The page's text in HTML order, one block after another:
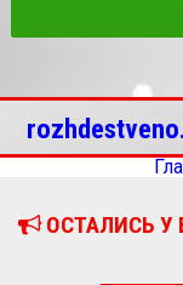
ОСТАЛИСЬ У